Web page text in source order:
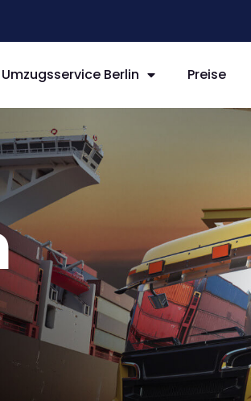
Umzugsservice Berlin Preise